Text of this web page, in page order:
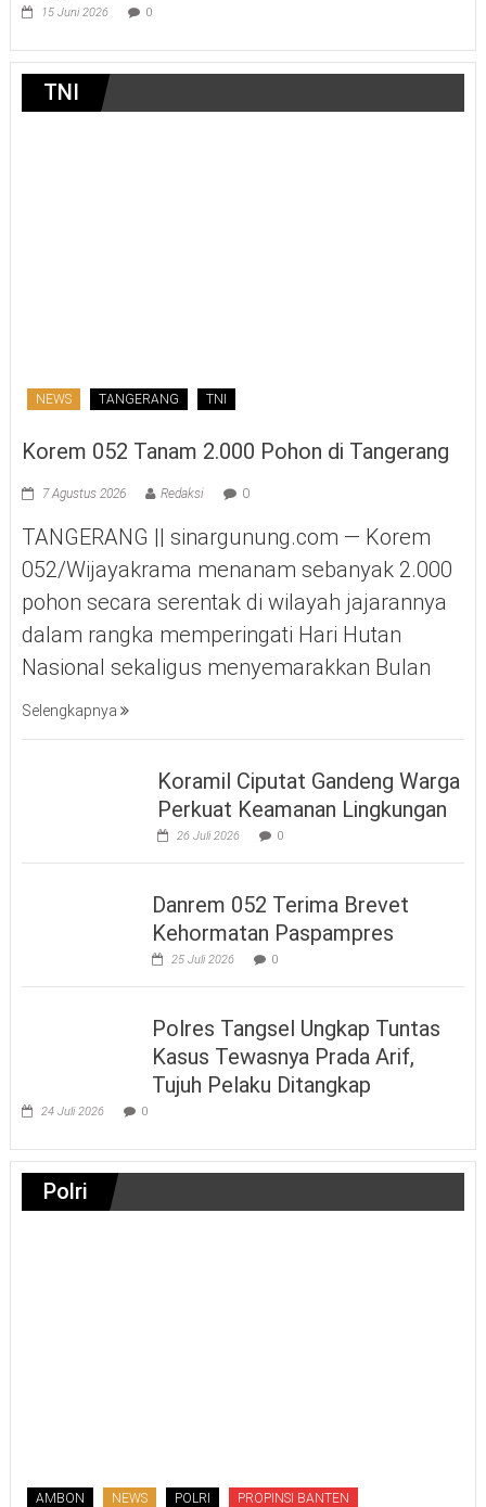
15 Juni 2026 0
TNI
NEWS TANGERANG TNI
Korem 052 Tanam 2.000 Pohon di Tangerang
7 Agustus 2026 Redaksi 0
TANGERANG || sinargunung.com — Korem
052/Wijayakrama menanam sebanyak 2.000
pohon secara serentak di wilayah jajarannya
dalam rangka memperingati Hari Hutan
Nasional sekaligus menyemarakkan Bulan
Selengkapnya
Koramil Ciputat Gandeng Warga
Perkuat Keamanan Lingkungan
26 Juli 2026 0
Danrem 052 Terima Brevet
Kehormatan Paspampres
25 Juli 2026 0
Polres Tangsel Ungkap Tuntas
Kasus Tewasnya Prada Arif,
Tujuh Pelaku Ditangkap
24 Juli 2026 0
Polri
AMBON NEWS POLRI PROPINSI BANTEN